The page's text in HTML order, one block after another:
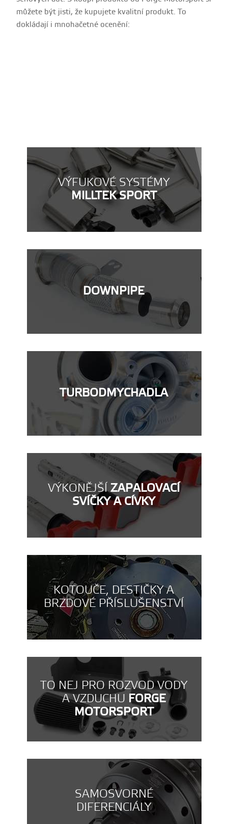
můžete být jisti, že kupujete kvalitní produkt. To
dokládají i mnohačetné ocenění:
VÝFUKOVÉ SYSTÉMY
MILLTEK SPORT
DOWNPIPE
TURBODMYCHADLA
VÝKONĚJŠÍZAPALOVACÍ
SVÍČKY A CÍVKY
KOTOUČE, DESTIČKY A
BRZDOVÉ PŘÍSLUŠENSTVÍ
TO NEJ PRO ROZVOD VODY
A VZDUCHU FORGE
MOTORSPORT
SAMOSVORNÉ
DIFERENCIÁLY